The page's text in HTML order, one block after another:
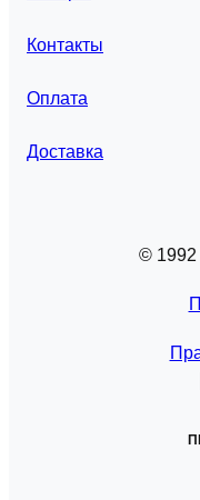
Контакты
Оплата
Доставка
© 1992